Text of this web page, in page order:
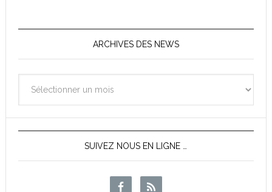
ARCHIVES DES NEWS
des
News
SUIVEZ NOUS EN LIGNE …